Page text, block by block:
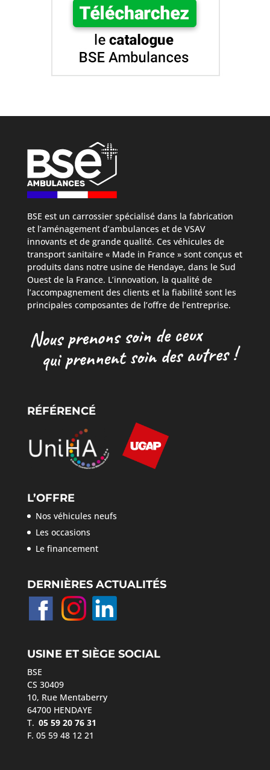
BSE est un carrossier spécialisé dans la fabrication
et l’aménagement d’ambulances et de VSAV
innovants et de grande qualité. Ces véhicules de
transport sanitaire « Made in France » sont conçus et
produits dans notre usine de Hendaye, dans le Sud
Ouest de la France. L’innovation, la qualité de
l’accompagnement des clients et la fiabilité sont les
principales composantes de l’offre de l’entreprise.
RÉFÉRENCÉ
L’OFFRE
Nos véhicules neufs
Les occasions
Le financement
DERNIÈRES ACTUALITÉS
USINE ET SIÈGE SOCIAL
BSE
CS 30409
10, Rue Mentaberry
64700 HENDAYE
T. 05 59 20 76 31
F. 05 59 48 12 21